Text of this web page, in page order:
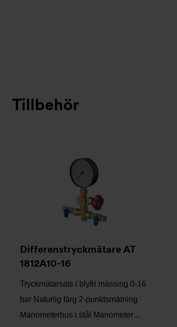
Tillbehör
Differenstryckmätare AT
1812A10-16
Tryckmätarsats i blyfri mässing 0-16
bar Naturlig färg 2-punktsmätning
Manometerhus i stål Manometer…